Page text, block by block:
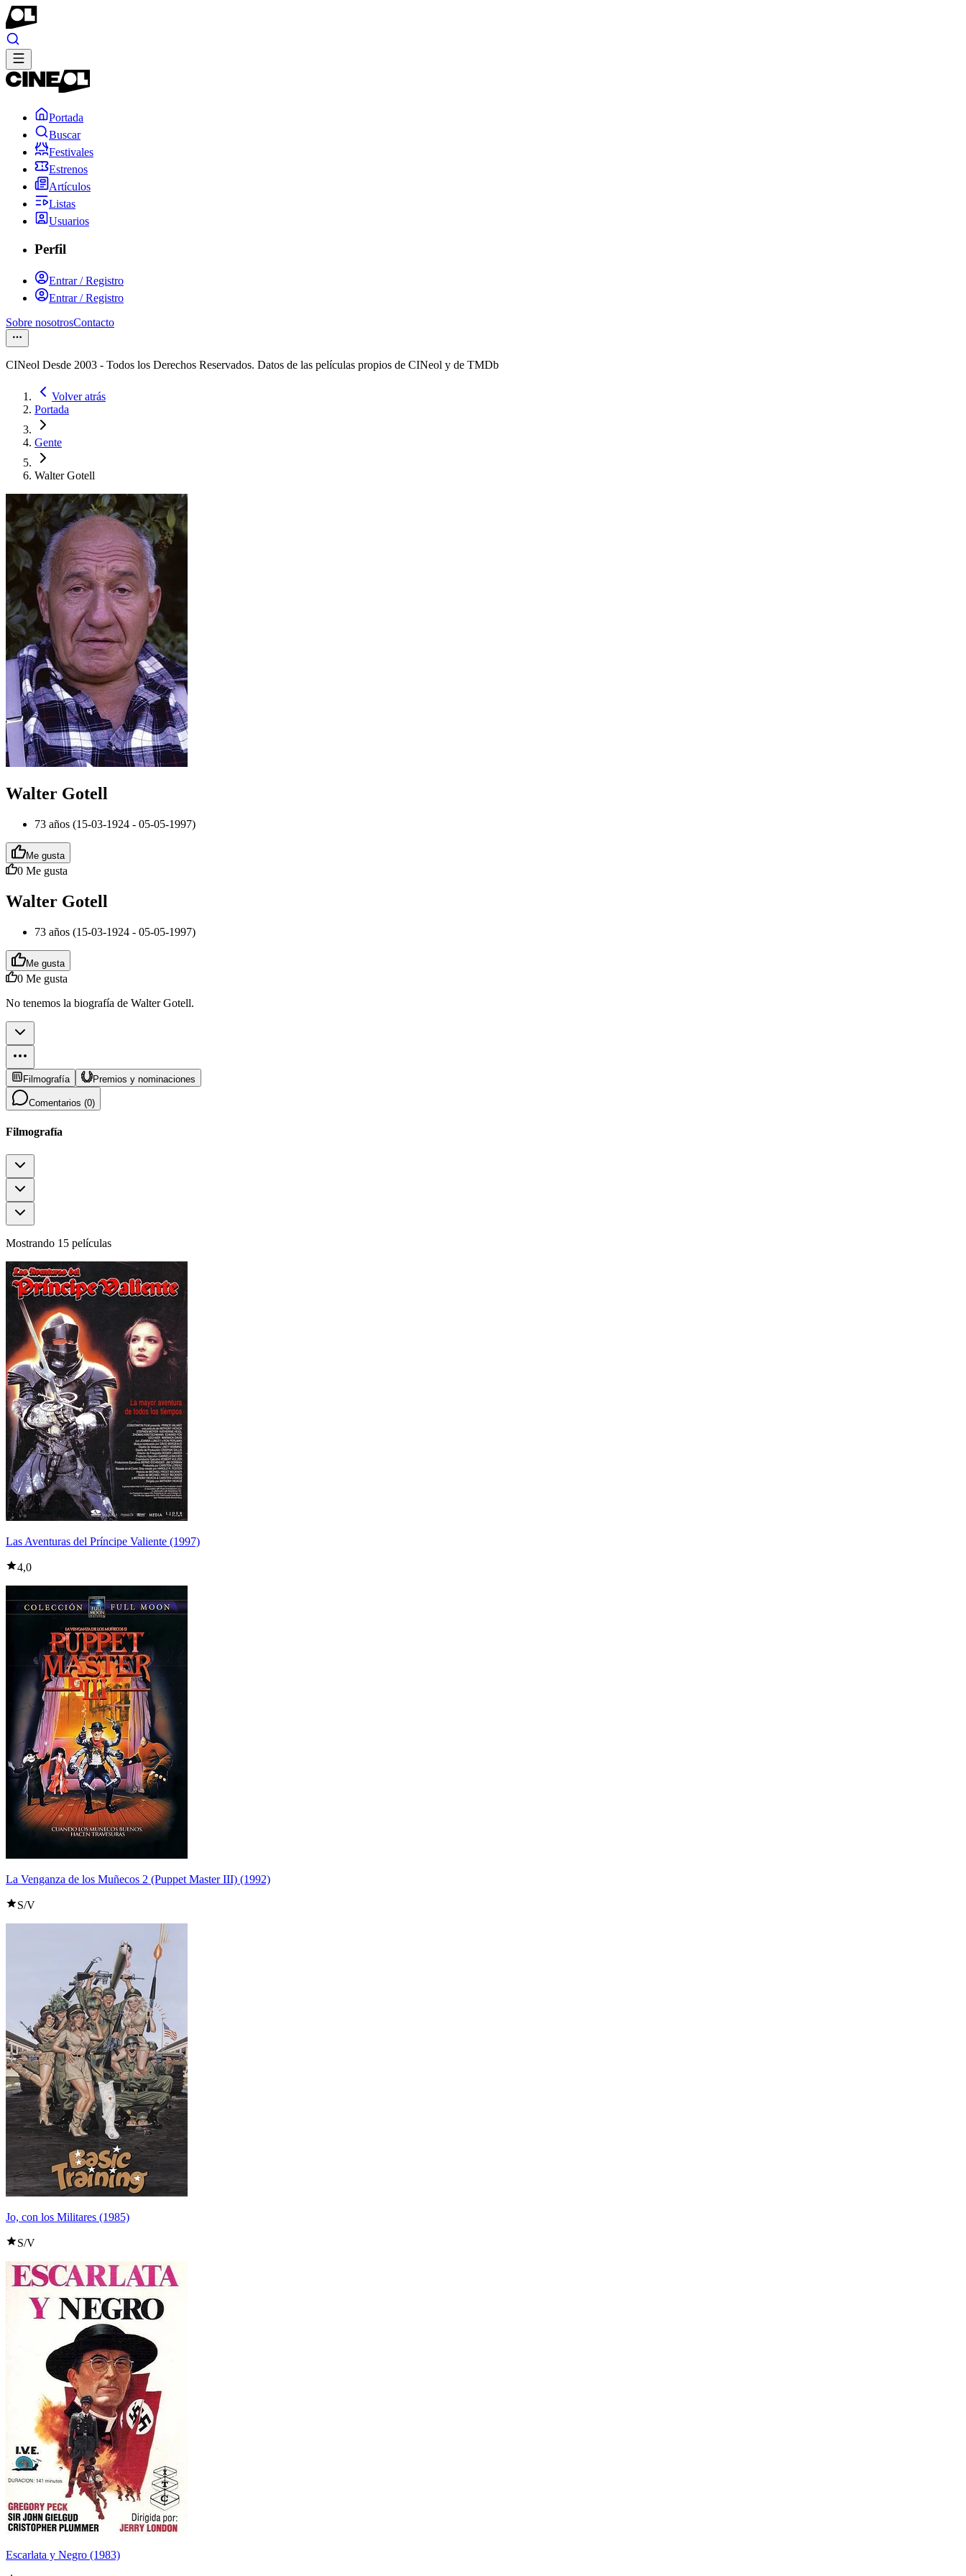
Portada
Buscar
Festivales
Estrenos
Artículos
Listas
Usuarios
Perfil
Entrar / Registro
Entrar / Registro
Sobre nosotrosContacto
CINeol Desde 2003 - Todos los Derechos Reservados. Datos de las películas propios de CINeol y de TMDb
Volver atrás
Portada
Gente
Walter Gotell
Walter Gotell
73 años (15-03-1924 - 05-05-1997)
Me gusta
0 Me gusta
Walter Gotell
73 años (15-03-1924 - 05-05-1997)
Me gusta
0 Me gusta
No tenemos la biografía de Walter Gotell.
Filmografía Premios y nominaciones
Comentarios (0)
Filmografía
Mostrando 15 películas
Las Aventuras del Príncipe Valiente (1997)
4,0
La Venganza de los Muñecos 2 (Puppet Master III) (1992)
S/V
Jo, con los Militares (1985)
S/V
Escarlata y Negro (1983)